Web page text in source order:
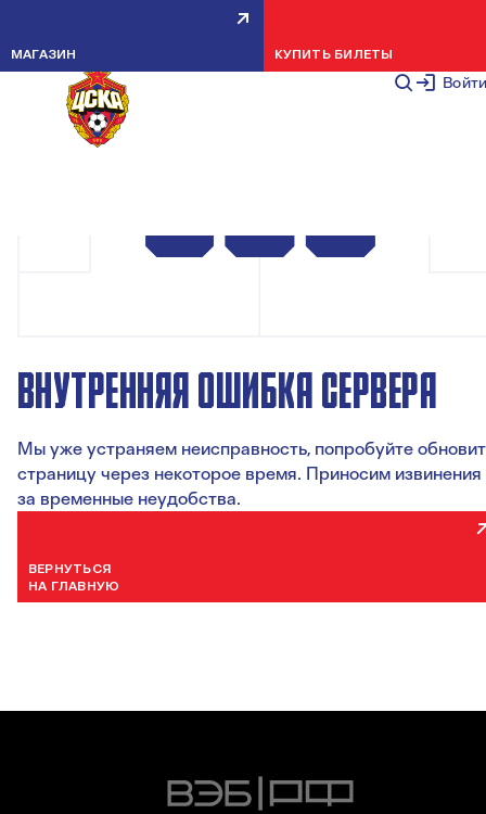
Войти
МАГАЗИН КУПИТЬ БИЛЕТЫ
ВНУТРЕННЯЯ ОШИБКА СЕРВЕРА
Мы уже устраняем неисправность, попробуйте
страницу через некоторое время. Приносим извинения
за временные неудобства.
ВЕРНУТЬСЯ
НА ГЛАВНУЮ